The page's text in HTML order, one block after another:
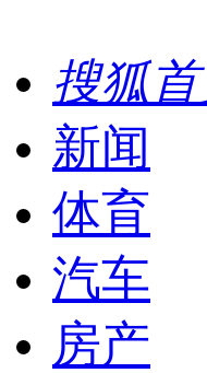
搜狐
新闻
体育
汽车
房产